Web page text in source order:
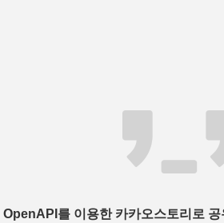
OpenAPI를 이용한 카카오스토리로